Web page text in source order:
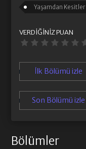
Yaşamdan Kesitler
VERDIĞINIZ PUAN
İlk Bölümü izle
Son Bölümü izle
Bölümler